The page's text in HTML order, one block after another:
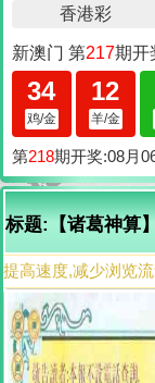
标题:【诸葛神算】
提高速度,减少浏览